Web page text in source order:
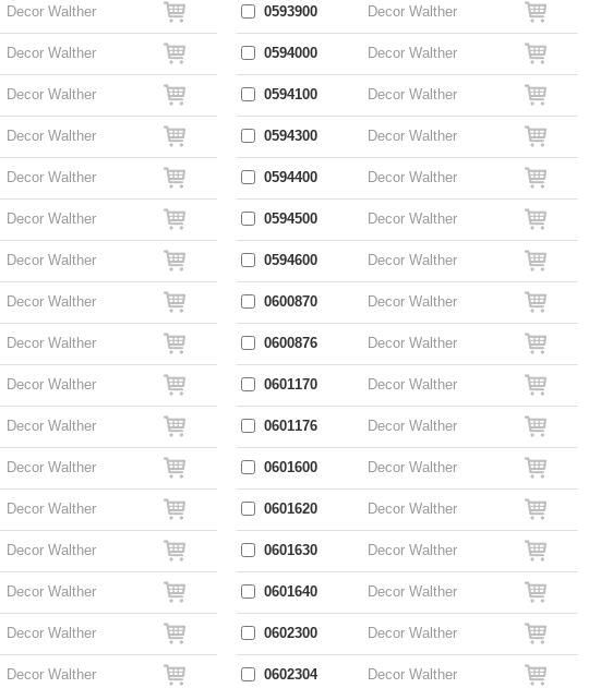
Decor Walther
Decor Walther
Decor Walther
Decor Walther
Decor Walther
Decor Walther
Decor Walther
Decor Walther
Decor Walther
Decor Walther
Decor Walther
Decor Walther
Decor Walther
Decor Walther
Decor Walther
Decor Walther
Decor Walther
0593900 Decor Walther
0594000 Decor Walther
0594100 Decor Walther
0594300 Decor Walther
0594400 Decor Walther
0594500 Decor Walther
0594600 Decor Walther
0600870 Decor Walther
0600876 Decor Walther
0601170 Decor Walther
0601176 Decor Walther
0601600 Decor Walther
0601620 Decor Walther
0601630 Decor Walther
0601640 Decor Walther
0602300 Decor Walther
0602304 Decor Walther